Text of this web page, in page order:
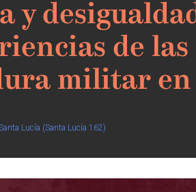
y
de las
militar en
Lucía (Santa Lucía 162)